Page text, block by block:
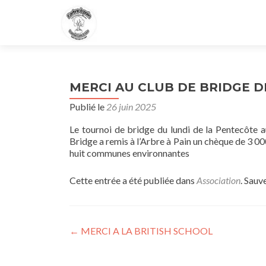
MERCI AU CLUB DE BRIDGE
Publié le 26 juin 2025
Le tournoi de bridge du lundi de la Pentecôte
Bridge a remis à l’Arbre à Pain un chèque de 3
huit communes environnantes
Cette entrée a été publiée dans Association.
Navigation
← MERCI A LA BRITISH SCHOOL